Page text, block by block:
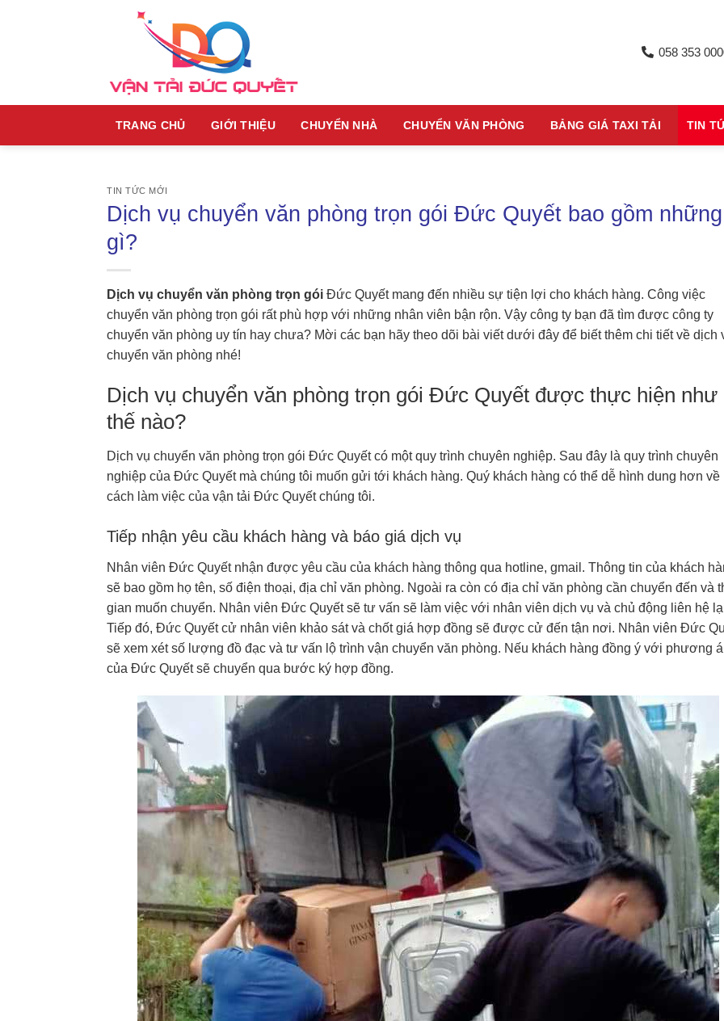
058 353
TRANG CHỦ GIỚI THIỆU CHUYỂN NHÀ CHUYỂN VĂN PHÒNG BẢNG GIÁ TAXI TẢI TIN
TIN TỨC MỚI
Dịch vụ chuyển văn phòng trọn gói Đức Quyết bao gồm những
gì?
Dịch vụ chuyển văn phòng trọn gói Đức Quyết mang đến nhiều sự tiện lợi cho khách hàng. Công việc
chuyển văn phòng trọn gói rất phù hợp với những nhân viên bận rộn. Vậy công ty bạn đã tìm được công ty
chuyển văn phòng uy tín hay chưa? Mời các bạn hãy theo dõi bài viết dưới đây để biết thêm chi tiết về dịch
chuyển văn phòng nhé!
Dịch vụ chuyển văn phòng trọn gói Đức Quyết được thực hiện như
thế nào?
Dịch vụ chuyển văn phòng trọn gói Đức Quyết có một quy trình chuyên nghiệp. Sau đây là quy trình chuyên
nghiệp của Đức Quyết mà chúng tôi muốn gửi tới khách hàng. Quý khách hàng có thể dễ hình dung hơn về
cách làm việc của vận tải Đức Quyết chúng tôi.
Tiếp nhận yêu cầu khách hàng và báo giá dịch vụ
Nhân viên Đức Quyết nhận được yêu cầu của khách hàng thông qua hotline, gmail. Thông tin của khách
sẽ bao gồm họ tên, số điện thoại, địa chỉ văn phòng. Ngoài ra còn có địa chỉ văn phòng cần chuyển đến và
gian muốn chuyển. Nhân viên Đức Quyết sẽ tư vấn sẽ làm việc với nhân viên dịch vụ và chủ động liên hệ
Tiếp đó, Đức Quyết cử nhân viên khảo sát và chốt giá hợp đồng sẽ được cử đến tận nơi. Nhân viên Đức
sẽ xem xét số lượng đồ đạc và tư vấn lộ trình vận chuyển văn phòng. Nếu khách hàng đồng ý với phương
của Đức Quyết sẽ chuyển qua bước ký hợp đồng.